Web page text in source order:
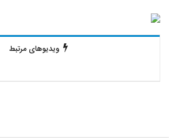
ویدیوهای مرتبط